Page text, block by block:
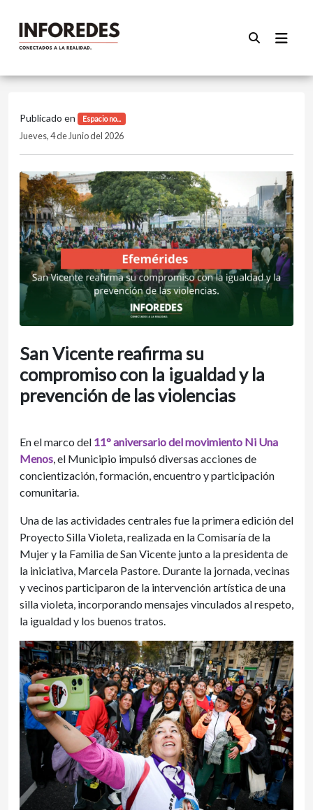
Publicado en Espacio no...
Jueves, 4 de Junio del 2026
San Vicente reafirma su
compromiso con la igualdad y la
prevención de las violencias
En el marco del 11° aniversario del movimiento Ni Una
Menos , el Municipio impulsó diversas acciones de
concientización, formación, encuentro y participación
comunitaria.
Una de las actividades centrales fue la primera edición del
Proyecto Silla Violeta, realizada en la Comisaría de la
Mujer y la Familia de San Vicente junto a la presidenta de
la iniciativa, Marcela Pastore. Durante la jornada, vecinas
y vecinos participaron de la intervención artística de una
silla violeta, incorporando mensajes vinculados al respeto,
la igualdad y los buenos tratos.